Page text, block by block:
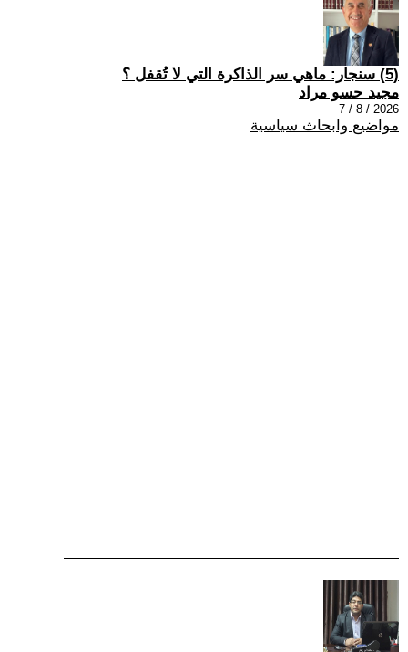
(5) سنجار: ماهي سر الذاكرة التي لا تُقفل ؟
مجيد حسو مراد
2026 / 8 / 7
مواضيع وابحاث سياسية